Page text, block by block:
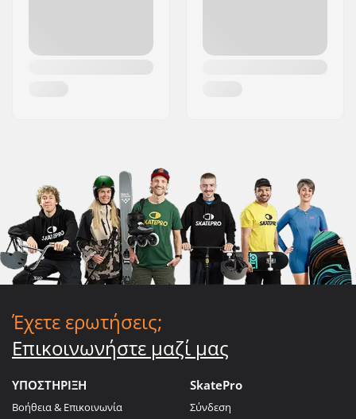
Έχετε ερωτήσεις;
Επικοινωνήστε μαζί μας
ΥΠΟΣΤΗΡΙΞΗ
Βοήθεια & Επικοινωνία
SkatePro
Σύνδεση